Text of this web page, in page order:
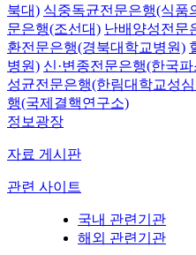
북대) 식중독균전문은행(식품
문은행(조선대) 난배양성전문
환전문은행(경북대학교병원)
병원) 신·변종전문은행(한국
성균전문은행(한림대학교성
행(국제결핵연구소)
정보광장
자료 게시판
관련 사이트
국내 관련기관
해외 관련기관